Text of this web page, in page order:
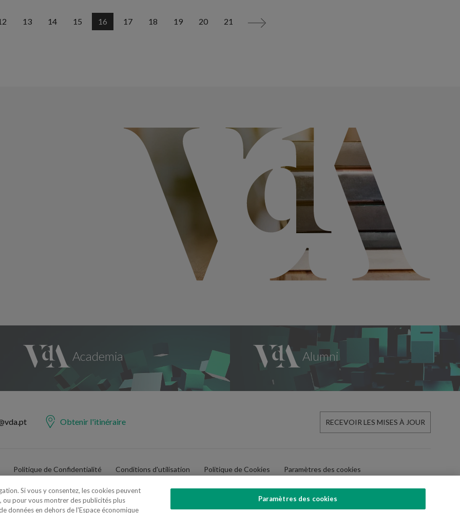
13 14 15 16 17 18 19 20 21 >
Obtenir l'itinéraire RECEVOIR LES MISES À JOUR
Politique de Confidentialité Conditions d'utilisation Politique de Cookies Paramètres des cookies
Si vous y consentez, les cookies peuvent
pour vous montrer des publicités plus
données en dehors de l'Espace économique
Paramètres des cookies